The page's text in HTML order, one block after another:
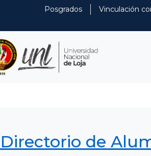
Posgrados Vinculación
Directorio de